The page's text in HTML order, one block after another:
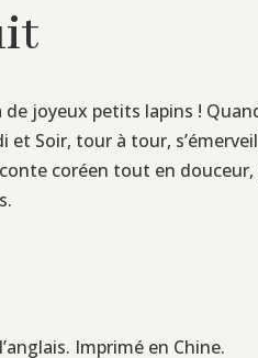
joyeux petits lapins !
et Soir, tour à tour,
coréen tout en
Imprimé en Chine.